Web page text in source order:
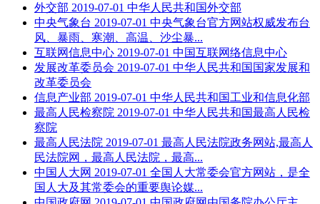
外交部 2019-07-01 中华人民共和国外交部
中央气象台 2019-07-01 中央气象台官方网站权威发布台
风、暴雨、寒潮、高温、沙尘暴...
互联网信息中心 2019-07-01 中国互联网络信息中心
发展改革委员会 2019-07-01 中华人民共和国国家发展和
改革委员会
信息产业部 2019-07-01 中华人民共和国工业和信息化部
最高人民检察院 2019-07-01 中华人民共和国最高人民检
察院
最高人民法院 2019-07-01 最高人民法院政务网站,最高人
民法院网，最高人民法院，最高...
中国人大网 2019-07-01 全国人大常委会官方网站，是全
国人大及其常委会的重要舆论媒...